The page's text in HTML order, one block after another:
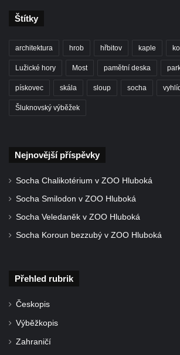
Kostel Wang (Karpacz – Bierutowice,
Kamenice
Kostel svatého Vendelína v Perštejně
Evangelická modlitebna u autobusového
nádraží v Dubé
Hřbitovní kaple ve Velkém Šenově
Kaple svaté Apolónie v Cítolibech
Kostel svatého Jakuba Většího v Cítolibech
Kaple svatého Floriána ve Veltěži
Kaple západně od Veltěž u silnice do
Černčic
Štítky
architektura hrob hřbitov kaple
Lužické hory Most pamětní deska
pískovec skála sloup socha
Šluknovský výběžek
Nejnovější příspěvky
Socha Chalikotérium v ZOO Hluboká
Socha Smilodon v ZOO Hluboká
Socha Veledaněk v ZOO Hluboká
Socha Koroun bezzubý v ZOO Hluboká
Přehled rubrik
Českopis
Výběžkopis
Zahraničí